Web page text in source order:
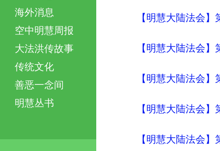
海外消息
空中明慧周报
大法洪传故事
传统文化
善恶一念间
明慧丛书
【明慧大陆法会
【明慧大陆法会
【明慧大陆法会
【明慧大陆法会
【明慧大陆法会